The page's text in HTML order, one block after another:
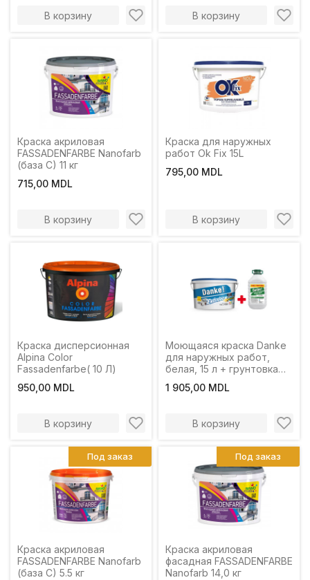
В корзину В корзину
Краска акриловая
FASSADENFARBE Nanofarb
(база C) 11 кг
715,00 MDL
В корзину
Краска для наружных
работ Ok Fix 15L
795,00 MDL
В корзину
Краска дисперсионная
Alpina Color
Fassadenfarbe( 10 Л)
950,00 MDL
В корзину
Моющаяся краска Danke
для наружных работ,
белая, 15 л + грунтовка
1 905,00 MDL
В корзину
Краска акриловая
FASSADENFARBE Nanofarb
(база C) 5.5 кг
Под заказ
Краска акриловая
фасадная FASSADENFARBE
Nanofarb 14,0 кг
Под заказ